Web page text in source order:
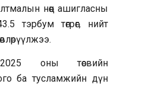
нөөц ашигласны
тэрбум төгрөг, нийт
оны төсвийн
ба тусламжийн дүн